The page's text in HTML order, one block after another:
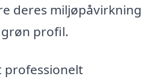
deres miljøpåvirkning
profil.
professionelt